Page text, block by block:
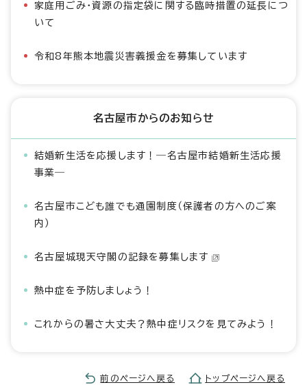
家庭用ごみ・資源の指定袋に関する臨時措置の延長につ
いて
令和8年熊本地震災害義援金を募集しています
名古屋市からのお知らせ
結婚新生活を応援します！―名古屋市結婚新生活応援
事業―
名古屋市こども誰でも通園制度（保護者の方へのご案
内）
名古屋城現天守閣の記録を募集します
熱中症を予防しましょう！
これからの暑さ大丈夫？熱中症リスクを見てみよう！
前のページへ戻る トップページへ戻る